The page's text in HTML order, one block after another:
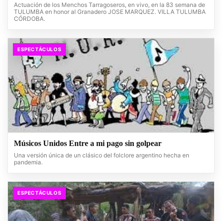
Actuación de los Menchos Tarragoseros, en vivo, en la 83 semana de
TULUMBA en honor al Granadero JOSE MARQUEZ. VILLA TULUMBA
CÓRDOBA.
ESPECTÁCULOS
Músicos Unidos Entre a mi pago sin golpear
Una versión única de un clásico del folclore argentino hecha en
pandemia.
ESPECTÁCULOS